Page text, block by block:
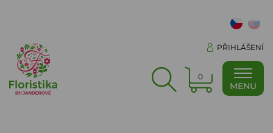
PŘIHLÁŠENÍ
0
MENU